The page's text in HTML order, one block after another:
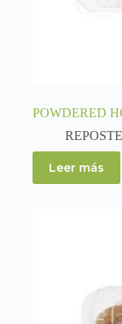
POWDERED
Leer más